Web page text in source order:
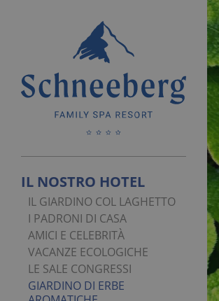
IL NOSTRO HOTEL
IL GIARDINO COL LAGHETTO
I PADRONI DI CASA
AMICI E CELEBRITÀ
VACANZE ECOLOGICHE
LE SALE CONGRESSI
GIARDINO DI ERBE